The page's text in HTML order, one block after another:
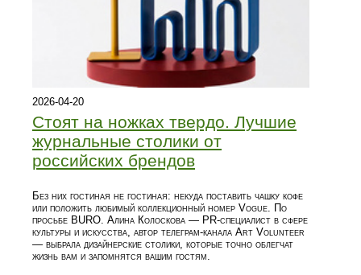
2026-04-20
Стоят на ножках твердо. Лучшие
журнальные столики от
российских брендов
Без них гостиная не гостиная: некуда поставить чашку кофе
или положить любимый коллекционный номер Vogue. По
просьбе BURO. Алина Колоскова — PR-специалист в сфере
культуры и искусства, автор телеграм-канала Art Volunteer
— выбрала дизайнерские столики, которые точно облегчат
жизнь вам и запомнятся вашим гостям.